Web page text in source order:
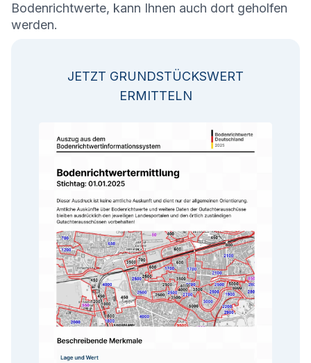
Bodenrichtwerte, kann Ihnen auch dort geholfen
werden.
JETZT GRUNDSTÜCKSWERT
ERMITTELN